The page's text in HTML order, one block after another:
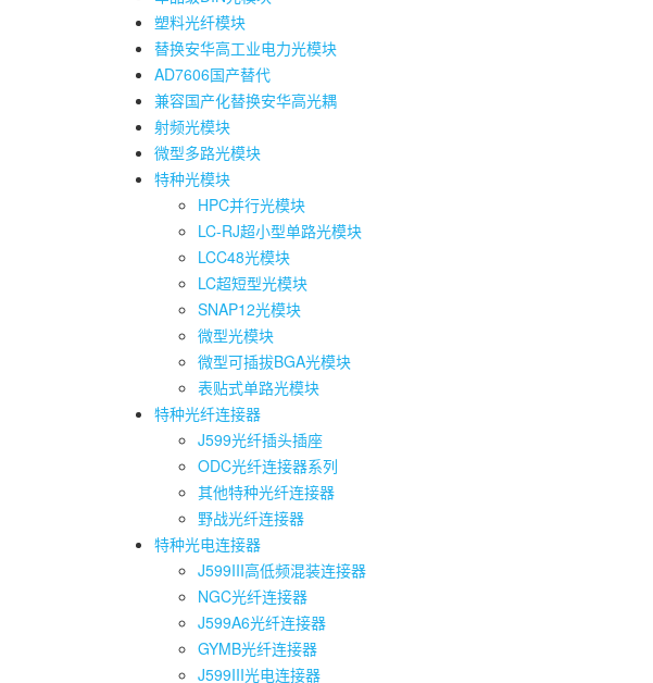
塑料光纤模块
替换安华高工业电力光模块
AD7606国产替代
兼容国产化替换安华高光耦
射频光模块
微型多路光模块
特种光模块
HPC并行光模块
LC-RJ超小型单路光模块
LCC48光模块
LC超短型光模块
SNAP12光模块
微型光模块
微型可插拔BGA光模块
表贴式单路光模块
特种光纤连接器
J599光纤插头插座
ODC光纤连接器系列
其他特种光纤连接器
野战光纤连接器
特种光电连接器
J599III高低频混装连接器
NGC光纤连接器
J599A6光纤连接器
GYMB光纤连接器
J599III光电连接器